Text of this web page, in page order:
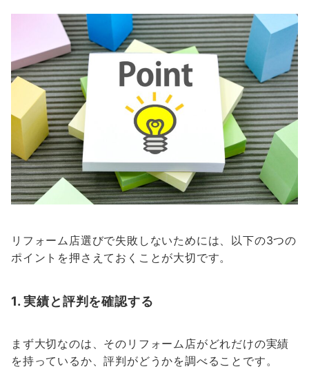
リフォーム店選びで失敗しないためには、以下の3つの
ポイントを押さえておくことが大切です。
1.実績と評判を確認する
まず大切なのは、そのリフォーム店がどれだけの実績
を持っているか、評判がどうかを調べることです。